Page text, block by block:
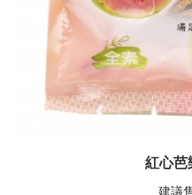
紅心芭
建議